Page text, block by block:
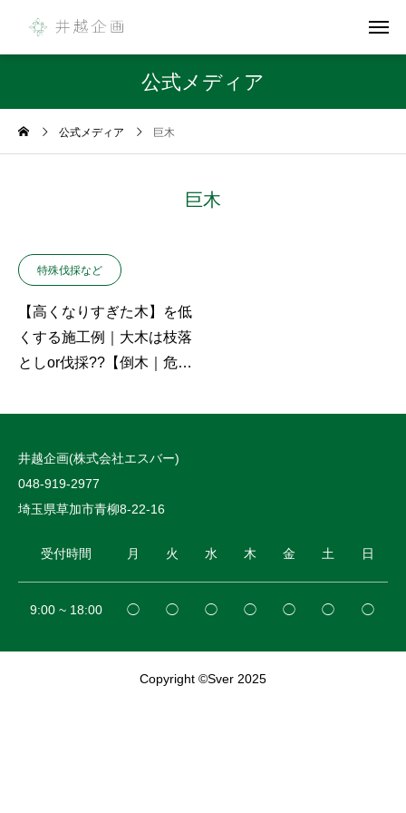
公式メディア
公式メディア 巨木
巨木
特殊伐採など
【高くなりすぎた木】を低
くする施工例｜大木は枝落
としor伐採??【倒木｜危険
井越企画(株式会社エスバー)
048-919-2977
埼玉県草加市青柳8-22-16
受付時間 月 火 水 木 金 土 日
9:00 ~ 18:00 ◯ ◯ ◯ ◯ ◯ ◯ ◯
Copyright ©Sver 2025